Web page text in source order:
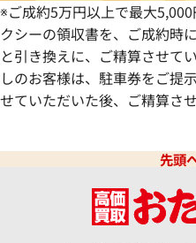
※ご成約5万円以上で最大
クシーの領収書を、ご成約時
と引き換えに、ご精算させて
しのお客様は、駐車券をご提
せていただいた後、ご精算さ
先頭